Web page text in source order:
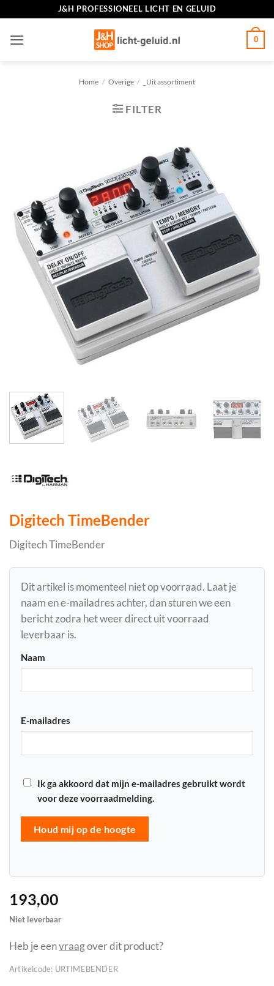
inhoud
J&H PROFESSIONEEL LICHT EN GELUID
0
Home / Overige / _Uit assortiment
FILTER
Digitech TimeBender
Digitech TimeBender
Dit artikel is momenteel niet op voorraad. Laat je
naam en e-mailadres achter, dan sturen we een
bericht zodra het weer direct uit voorraad
leverbaar is.
Naam
E-mailadres
Ik ga akkoord dat mijn e-mailadres gebruikt wordt
voor deze voorraadmelding.
Houd mij op de hoogte
193,00
Niet leverbaar
Heb je eenvraagover dit product?
Artikelcode: URTIMEBENDER